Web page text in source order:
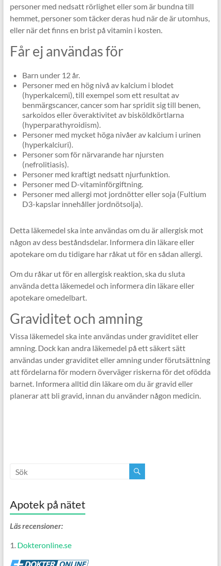
personer med nedsatt rörlighet eller som är bundna till
hemmet, personer som täcker deras hud när de är utomhus,
eller när det finns en brist på vitamin i kosten.
Får ej användas för
Barn under 12 år.
Personer med en hög nivå av kalcium i blodet
(hyperkalcemi), till exempel som ett resultat av
benmärgscancer, cancer som har spridit sig till benen,
sarkoidos eller överaktivitet av bisköldkörtlarna
(hyperparathyroidism).
Personer med mycket höga nivåer av kalcium i urinen
(hyperkalciuri).
Personer som för närvarande har njursten
(nefrolitiasis).
Personer med kraftigt nedsatt njurfunktion.
Personer med D-vitaminförgiftning.
Personer med allergi mot jordnötter eller soja (Fultium
D3-kapslar innehåller jordnötsolja).
Detta läkemedel ska inte användas om du är allergisk mot
någon av dess beståndsdelar. Informera din läkare eller
apotekare om du tidigare har råkat ut för en sådan allergi.
Om du råkar ut för en allergisk reaktion, ska du sluta
använda detta läkemedel och informera din läkare eller
apotekare omedelbart.
Graviditet och amning
Vissa läkemedel ska inte användas under graviditet eller
amning. Dock kan andra läkemedel på ett säkert sätt
användas under graviditet eller amning under förutsättning
att fördelarna för modern överväger riskerna för det ofödda
barnet. Informera alltid din läkare om du är gravid eller
planerar att bli gravid, innan du använder någon medicin.
Apotek på nätet
Läs recensioner:
1. Dokteronline.se